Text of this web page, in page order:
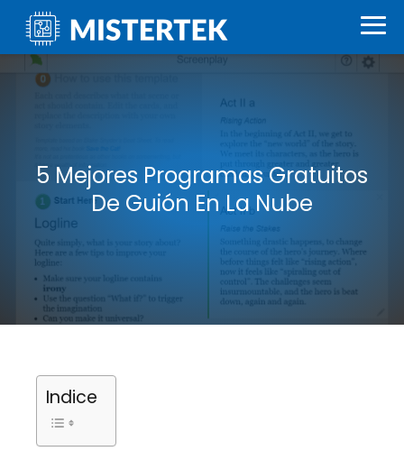
5 Mejores Programas Gratuitos
De Guión En La Nube
Indice